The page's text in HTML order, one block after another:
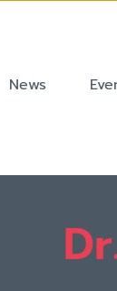
News